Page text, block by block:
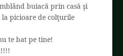
buiacă prin casă şi
la picioare de colţurile
te bat pe tine!